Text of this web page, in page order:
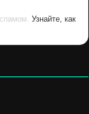
Узнайте, как